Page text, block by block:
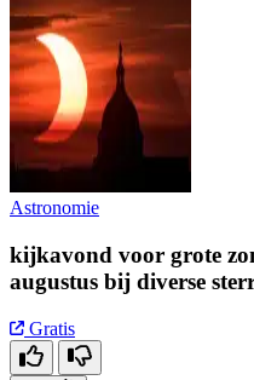
Astronomie
kijkavond voor grote
augustus bij diverse
Gratis